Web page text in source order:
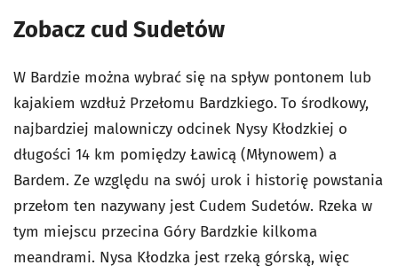
Zobacz cud Sudetów
W Bardzie można wybrać się na spływ pontonem lub
kajakiem wzdłuż Przełomu Bardzkiego. To środkowy,
najbardziej malowniczy odcinek Nysy Kłodzkiej o
długości 14 km pomiędzy Ławicą (Młynowem) a
Bardem. Ze względu na swój urok i historię powstania
przełom ten nazywany jest Cudem Sudetów. Rzeka w
tym miejscu przecina Góry Bardzkie kilkoma
meandrami. Nysa Kłodzka jest rzeką górską, więc